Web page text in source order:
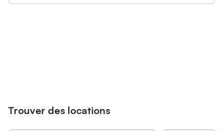
Trouver des locations